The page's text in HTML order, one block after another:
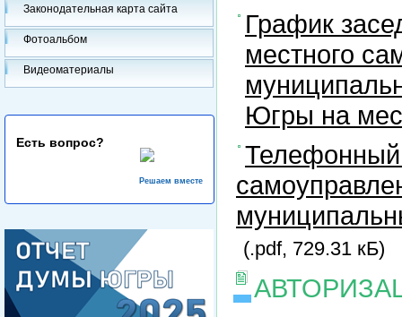
Законодательная карта сайта
Фотоальбом
Видеоматериалы
Есть вопрос?
Решаем вместе
График
местного
Югры на
Телефонный
(.pdf, 729.31 кБ)